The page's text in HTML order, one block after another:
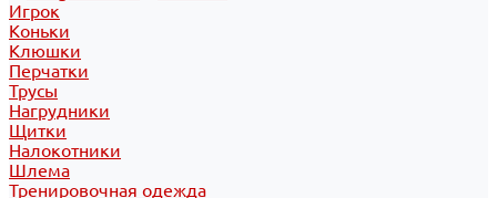
Игрок
Коньки
Клюшки
Перчатки
Трусы
Нагрудники
Щитки
Налокотники
Шлема
Тренировочная одежда